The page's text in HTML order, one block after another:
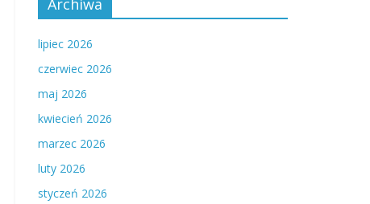
Archiwa
lipiec 2026
czerwiec 2026
maj 2026
kwiecień 2026
marzec 2026
luty 2026
styczeń 2026